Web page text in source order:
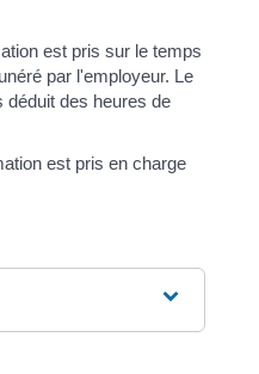
est pris sur le temps
par l'employeur. Le
déduit des heures de
est pris en charge